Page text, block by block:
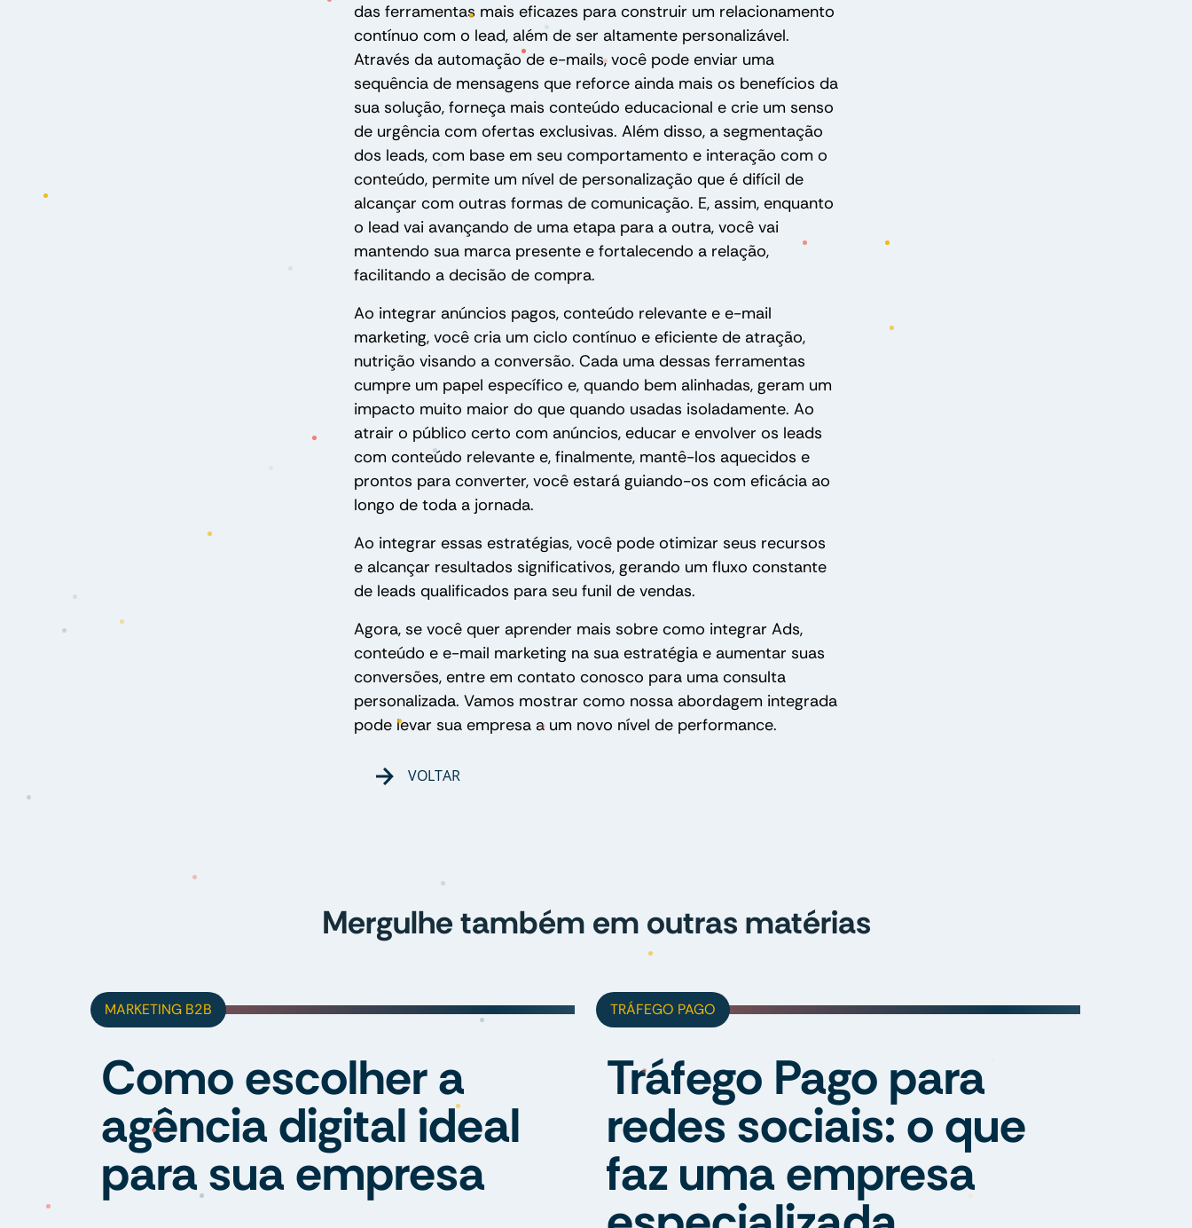
das ferramentas mais eficazes para construir um relacionamento
contínuo com o lead, além de ser altamente personalizável.
Através da automação de e-mails, você pode enviar uma
sequência de mensagens que reforce ainda mais os benefícios da
sua solução, forneça mais conteúdo educacional e crie um senso
de urgência com ofertas exclusivas. Além disso, a segmentação
dos leads, com base em seu comportamento e interação com o
conteúdo, permite um nível de personalização que é difícil de
alcançar com outras formas de comunicação. E, assim, enquanto
o lead vai avançando de uma etapa para a outra, você vai
mantendo sua marca presente e fortalecendo a relação,
facilitando a decisão de compra.
Ao integrar anúncios pagos, conteúdo relevante e e-mail
marketing, você cria um ciclo contínuo e eficiente de atração,
nutrição visando a conversão. Cada uma dessas ferramentas
cumpre um papel específico e, quando bem alinhadas, geram um
impacto muito maior do que quando usadas isoladamente. Ao
atrair o público certo com anúncios, educar e envolver os leads
com conteúdo relevante e, finalmente, mantê-los aquecidos e
prontos para converter, você estará guiando-os com eficácia ao
longo de toda a jornada.
Ao integrar essas estratégias, você pode otimizar seus recursos
e alcançar resultados significativos, gerando um fluxo constante
de leads qualificados para seu funil de vendas.
Agora, se você quer aprender mais sobre como integrar Ads,
conteúdo e e-mail marketing na sua estratégia e aumentar suas
conversões, entre em contato conosco para uma consulta
personalizada. Vamos mostrar como nossa abordagem integrada
pode levar sua empresa a um novo nível de performance.
VOLTAR
Mergulhe também em outras matérias
MARKETING B2B
Como escolher a
agência digital ideal
para sua empresa
TRÁFEGO PAGO
Tráfego Pago para
redes sociais: o que
faz uma empresa